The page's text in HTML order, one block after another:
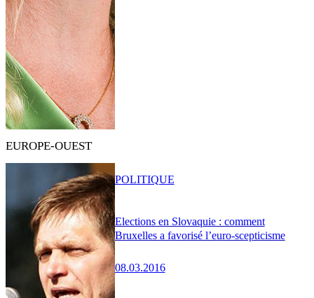
EUROPE-OUEST
Elections en Slovaquie : comment
Bruxelles a favorisé l’euro-scepticisme
08.03.2016
POLITIQUE